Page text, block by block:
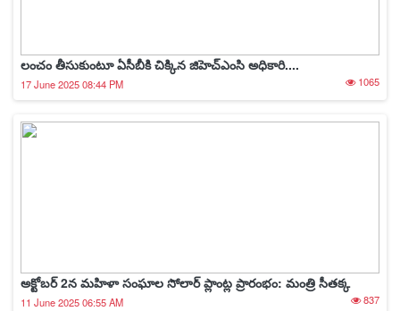
లంచం తీసుకుంటూ ఏసీబీకి చిక్కిన జిహెచ్ఎంసి అధికారి....
17 June 2025 08:44 PM 1065
అక్టోబర్ 2న మహిళా సంఘాల సోలార్ ప్లాంట్ల ప్రారంభం: మంత్రి సీతక్క
11 June 2025 06:55 AM 837